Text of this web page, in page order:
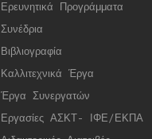
Ερευνητικά Προγράμματα
Συνέδρια
Βιβλιογραφία
Καλλιτεχνικά Έργα
Έργα Συνεργατών
Εργασίες ΑΣΚΤ- ΙΦΕ/ΕΚΠΑ